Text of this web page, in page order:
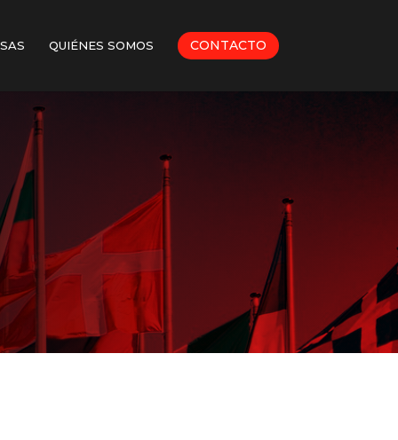
QUIÉNES SOMOS CONTACTO